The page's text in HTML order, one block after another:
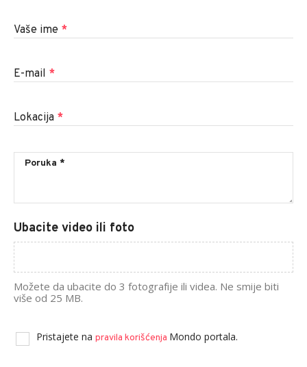
Vaše ime *
E-mail *
Lokacija *
Ubacite video ili foto
Možete da ubacite do 3 fotografije ili videa. Ne smije biti
više od 25 MB.
Pristajete na pravila korišćenja Mondo portala.